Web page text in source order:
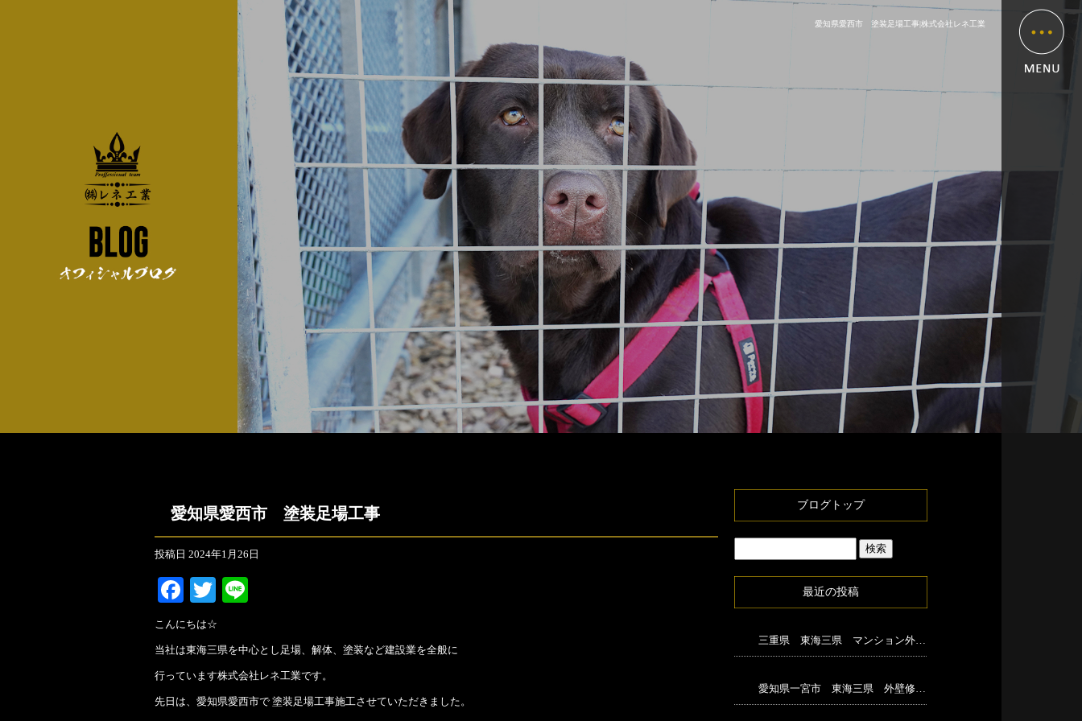
愛知県愛西市 塗装足場工事|株式会社レネ工業
愛知県愛西市 塗装足場工事
投稿日 2024年1月26日
Facebook
Twitter
こんにちは☆
当社は東海三県を中心とし足場、解体、塗装など建設業を全般に
行っています株式会社レネ工業です。
先日は、愛知県愛西市で 塗装足場工事施工させていただきました。
ブログトップ
最近の投稿